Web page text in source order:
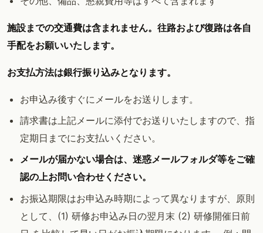
施設までの交通費は含まれません。往路および復路は各自
手配をお願いいたします。
お支払方法は銀行振り込みとなります。
お申込み後すぐにメールをお送りします。
請求書は上記メールに添付でお送りいたしますので、指
定期日までにお支払いください。
メールが届かない場合は、迷惑メールフォルダ等をご確
認の上お問い合わせください。
お振込期限はお申込み時期によって異なりますが、原則
として、(1) 研修お申込み日の翌月末 (2) 研修開催日前